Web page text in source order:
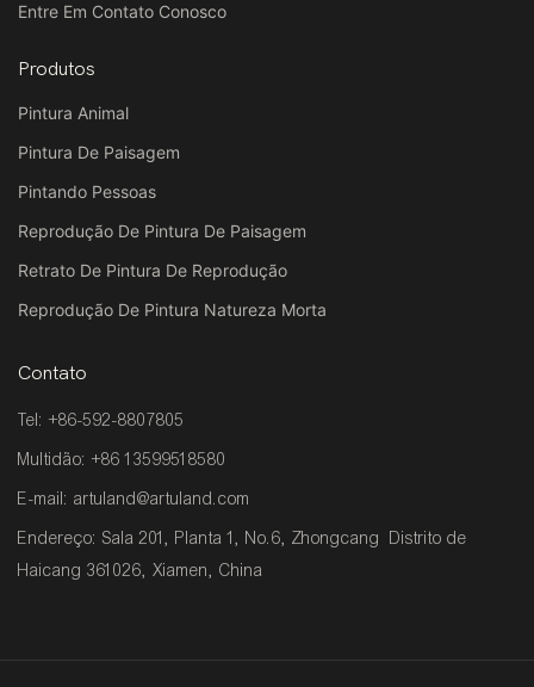
Entre Em Contato Conosco
Produtos
Pintura Animal
Pintura De Paisagem
Pintando Pessoas
Reprodução De Pintura De Paisagem
Retrato De Pintura De Reprodução
Reprodução De Pintura Natureza Morta
Contato
Tel: +86-592-8807805
Multidão: +86 13599518580
E-mail: artuland@artuland.com
Endereço: Sala 201, Planta 1, No.6, Zhongcang Distrito de
Haicang 361026, Xiamen, China